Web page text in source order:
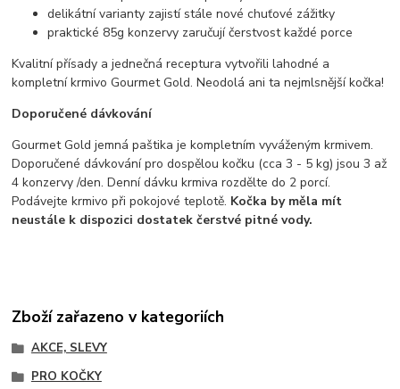
delikátní varianty zajistí stále nové chuťové zážitky
praktické 85g konzervy zaručují čerstvost každé porce
Kvalitní přísady a jednečná receptura vytvořili lahodné a
kompletní krmivo Gourmet Gold. Neodolá ani ta nejmlsnější kočka!
Doporučené dávkování
Gourmet Gold jemná paštika je kompletním vyváženým krmivem.
Doporučené dávkování pro dospělou kočku (cca 3 - 5 kg) jsou 3 až
4 konzervy /den. Denní dávku krmiva rozdělte do 2 porcí.
Podávejte krmivo při pokojové teplotě. Kočka by měla mít
neustále k dispozici dostatek čerstvé pitné vody.
Zboží zařazeno v kategoriích
AKCE, SLEVY
PRO KOČKY